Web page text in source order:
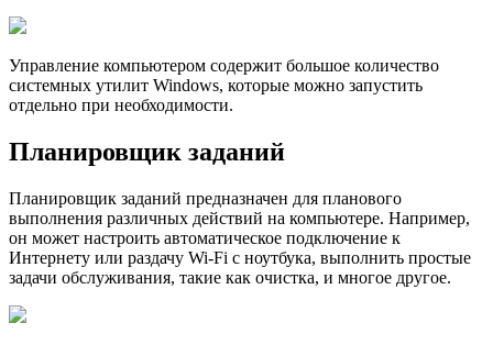
Управление компьютером содержит большое количество
системных утилит Windows, которые можно запустить
отдельно при необходимости.
Планировщик заданий
Планировщик заданий предназначен для планового
выполнения различных действий на компьютере. Например,
он может настроить автоматическое подключение к
Интернету или раздачу Wi-Fi с ноутбука, выполнить простые
задачи обслуживания, такие как очистка, и многое другое.